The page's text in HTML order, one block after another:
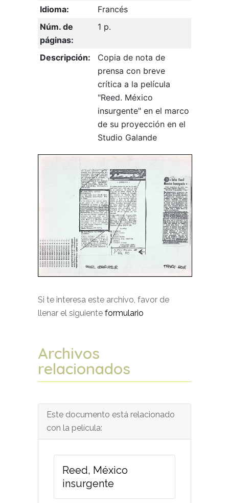
Idioma:
Francés
Núm. de
páginas:
1 p.
Descripción:
Copia de nota de
prensa con breve
crítica a la película
"Reed. México
insurgente" en el marco
de su proyección en el
Studio Galande
Si te interesa este archivo, favor de
llenar el siguiente formulario
Archivos
relacionados
Este documento está relacionado
con la película:
Reed, México
insurgente